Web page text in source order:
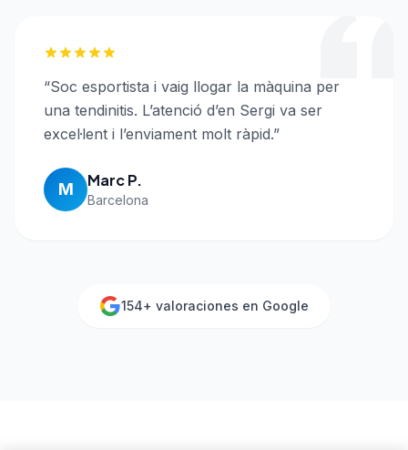
“Soc esportista i vaig llogar la màquina per
una tendinitis. L’atenció d’en Sergi va ser
excel·lent i l’enviament molt ràpid.”
M Marc P.
Barcelona
154+ valoraciones en Google